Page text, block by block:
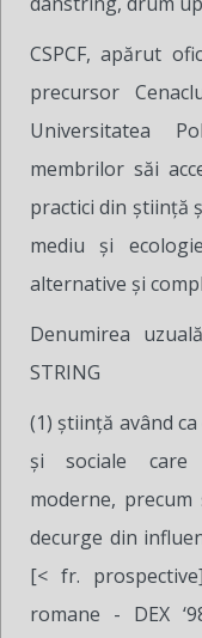
CSPCF, apărut
precursor
Universitatea
membrilor săi
practici din ştiinţă
mediu şi
alternative şi
Denumirea
STRING
(1) ştiinţă având
şi sociale care
moderne,
decurge din
[< fr.
romane - DEX